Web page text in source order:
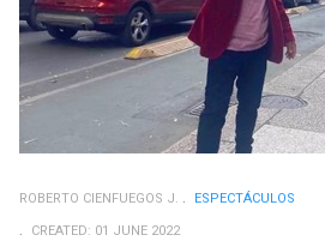
ROBERTO CIENFUEGOS J.
ESPECTÁCULOS
CREATED: 01 JUNE 2022